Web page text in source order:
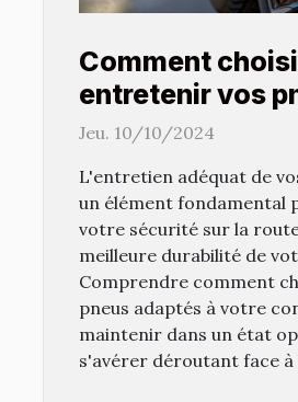
Comment
entretenir vos
pour une
Jeu. 10/10/2024
L'entretien adéquat de
un élément fondamental
votre sécurité sur la
meilleure durabilité de
Comprendre comment
pneus adaptés à votre
maintenir dans un état
s'avérer déroutant face à